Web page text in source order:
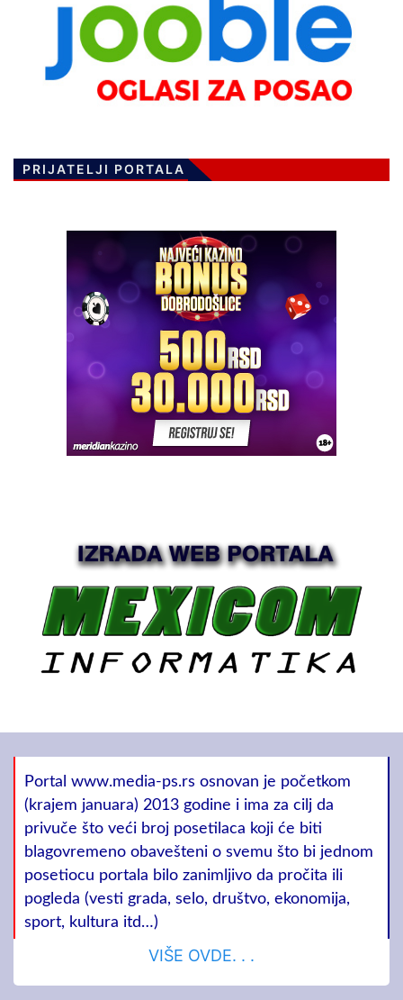
PRIJATELJI PORTALA
Portal www.media-ps.rs osnovan je početkom
(krajem januara) 2013 godine i ima za cilj da
privuče što veći broj posetilaca koji će biti
blagovremeno obavešteni o svemu što bi jednom
posetiocu portala bilo zanimljivo da pročita ili
pogleda (vesti grada, selo, društvo, ekonomija,
sport, kultura itd…)
VIŠE OVDE. . .